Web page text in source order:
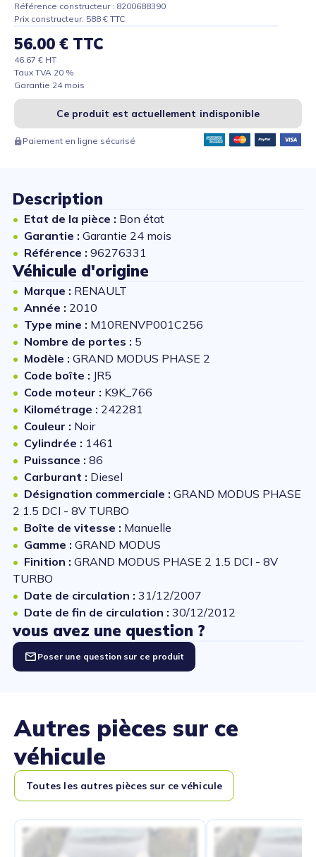
Référence constructeur : 8200688390
Prix constructeur: 588 € TTC
56.00 € TTC
46.67 € HT
Taux TVA 20 %
Garantie 24 mois
Ce produit est actuellement indisponible
Paiement en ligne sécurisé
Description
Etat de la pièce : Bon état
Garantie : Garantie 24 mois
Référence : 96276331
Véhicule d'origine
Marque : RENAULT
Année : 2010
Type mine : M10RENVP001C256
Nombre de portes : 5
Modèle : GRAND MODUS PHASE 2
Code boîte : JR5
Code moteur : K9K_766
Kilométrage : 242281
Couleur : Noir
Cylindrée : 1461
Puissance : 86
Carburant : Diesel
Désignation commerciale : GRAND MODUS PHASE
2 1.5 DCI - 8V TURBO
Boîte de vitesse : Manuelle
Gamme : GRAND MODUS
Finition : GRAND MODUS PHASE 2 1.5 DCI - 8V
TURBO
Date de circulation : 31/12/2007
Date de fin de circulation : 30/12/2012
vous avez une question ?
Poser une question sur ce produit
Autres pièces sur ce
véhicule
Toutes les autres pièces sur ce véhicule